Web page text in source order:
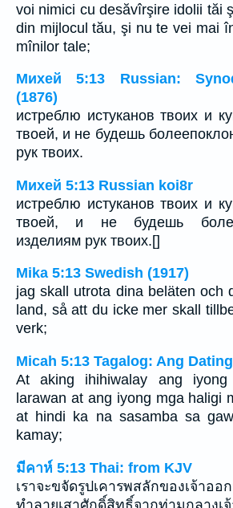
voi nimici cu desăvîrşire idolii tăi
din mijlocul tău, şi nu te vei mai
mînilor tale;
Михей 5:13 Russian:
(1876)
истреблю истуканов твоих и
твоей, и не будешь
рук твоих.
Михей 5:13 Russian koi8r
истреблю истуканов твоих и
твоей, и не будешь
изделиям рук твоих.[]
Mika 5:13 Swedish (1917)
jag skall utrota dina beläten och
land, så att du icke mer skall
verk;
Micah 5:13 Tagalog: Ang
At aking ihihiwalay ang iyong
larawan at ang iyong mga haligi
at hindi ka na sasamba sa
kamay;
มีคาห์ 5:13 Thai: from KJV
เราจะขจัดรูปเคารพสลักของเจ้
ทำลายเสาศักดิ์สิทธิ์จากท่ามกลางเ